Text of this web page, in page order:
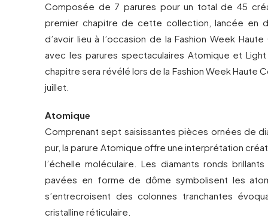
Composée de 7 parures pour un total de 45
premier chapitre de cette collection, lancée en
d’avoir lieu à l’occasion de la Fashion Week
avec les parures spectaculaires Atomique et
chapitre sera révélé lors de la Fashion Week Haute
juillet.
Atomique
Comprenant sept saisissantes pièces ornées de
pur, la parure Atomique offre une interprétation
l’échelle moléculaire. Les diamants ronds
pavées en forme de dôme symbolisent les
s’entrecroisent des colonnes tranchantes
cristalline réticulaire.